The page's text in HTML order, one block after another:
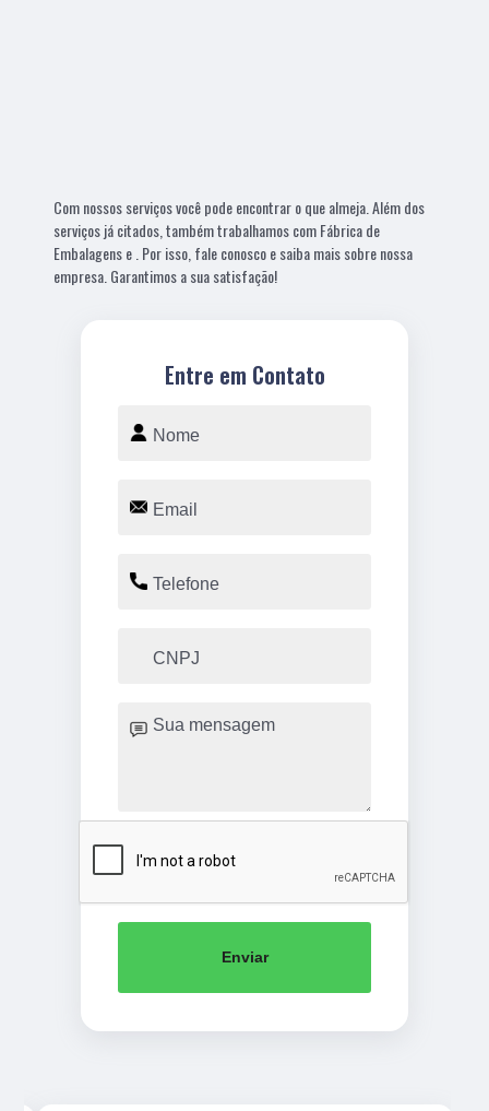
Com nossos serviços você pode encontrar o que almeja. Além dos
serviços já citados, também trabalhamos com Fábrica de
Embalagens e . Por isso, fale conosco e saiba mais sobre nossa
empresa. Garantimos a sua satisfação!
Entre em Contato
Enviar